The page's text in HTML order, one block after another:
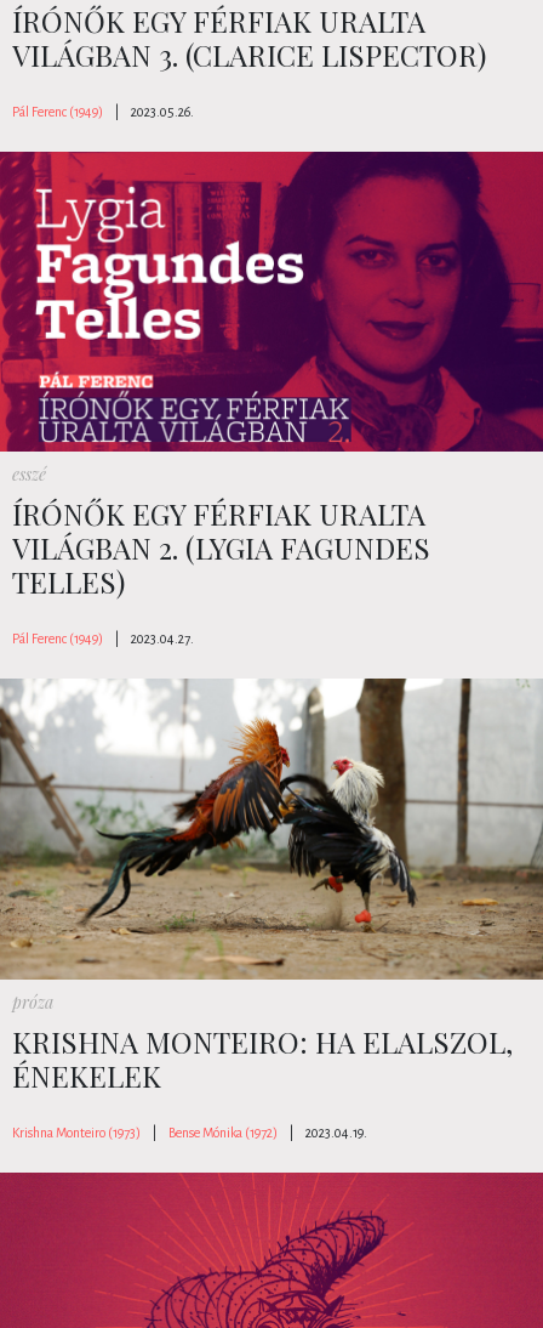
ÍRÓNŐK EGY FÉRFIAK URALTA
VILÁGBAN 3. (CLARICE LISPECTOR)
Pál Ferenc (1949) 2023.05.26.
esszé
ÍRÓNŐK EGY FÉRFIAK URALTA
VILÁGBAN 2. (LYGIA FAGUNDES
TELLES)
Pál Ferenc (1949) 2023.04.27.
próza
KRISHNA MONTEIRO: HA ELALSZOL,
ÉNEKELEK
Krishna Monteiro (1973) Bense Mónika (1972) 2023.04.19.